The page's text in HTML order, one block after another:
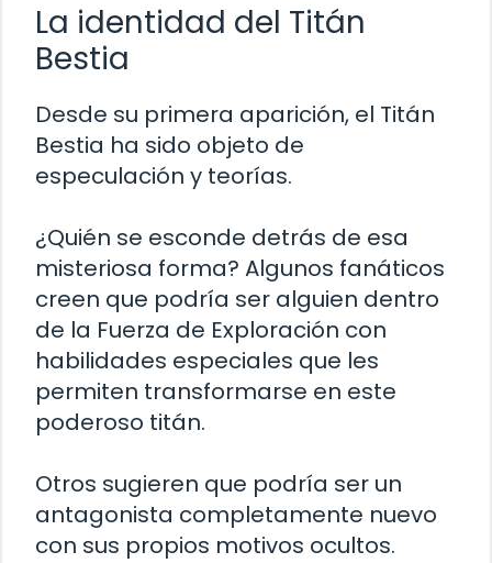
La identidad del Titán
Bestia
Desde su primera aparición, el Titán
Bestia ha sido objeto de
especulación y teorías.
¿Quién se esconde detrás de esa
misteriosa forma? Algunos fanáticos
creen que podría ser alguien dentro
de la Fuerza de Exploración con
habilidades especiales que les
permiten transformarse en este
poderoso titán.
Otros sugieren que podría ser un
antagonista completamente nuevo
con sus propios motivos ocultos.